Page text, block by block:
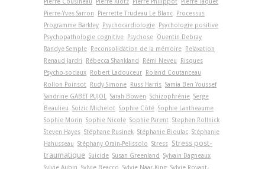
Pierre-Yves Sarron
Pierrette Trudeau Le Blanc
Processus
Programme Barkley
Psychocardiologie
Psychologie positive
Psychopathologie cognitive
Psychose Quentin Debray
Randye Semple
Reconsolidation de la mémoire
Relaxation
Renaud Jardri
Rébecca Shankland Rémi Neveu
Risques
Psycho-sociaux
Robert Ladouceur
Roland Coutanceau
Rollon Poinsot
Rudy Simone Russ Harris Samia Ben Youssef
Sandrine GABET PUJOL
Sarah Bowen Schizophrénie Serge
Beaulieu Soizic Michelot Sophie Côté Sophie Lantheaume
Sophie Morin Sophie Nicole Sophie Parent Stephen Rollnick
Steven Hayes Stéphane Rusinek Stéphanie Bioulac Stéphanie
Hahusseau Stéphany Orain-Pelissolo Stress Stress post-
traumatique Suicide Susan Greenland
Sylvain Dagneaux
Sylvie Aubin Sylvie Beacco Sylvie Naar-King Sylvie Royant-